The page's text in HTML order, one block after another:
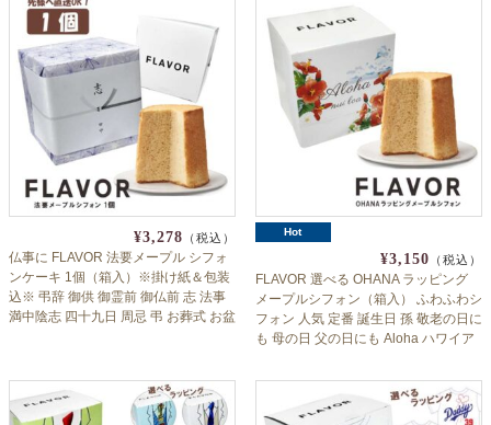
¥3,278 （税込）
仏事に FLAVOR 法要メープル シフォ
ンケーキ 1個（箱入）※掛け紙＆包装
込※ 弔辞 御供 御霊前 御仏前 志 法事
満中陰志 四十九日 周忌 弔 お葬式 お盆
Hot
¥3,150 （税込）
FLAVOR 選べる OHANA ラッピング
メープルシフォン（箱入） ふわふわシ
フォン 人気 定番 誕生日 孫 敬老の日に
も 母の日 父の日にも Aloha ハワイア
道沖縄一部離島のぞく flaall